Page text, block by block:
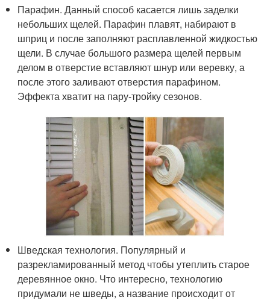
Парафин. Данный способ касается лишь заделки
небольших щелей. Парафин плавят, набирают в
шприц и после заполняют расплавленной жидкостью
щели. В случае большого размера щелей первым
делом в отверстие вставляют шнур или веревку, а
после этого заливают отверстия парафином.
Эффекта хватит на пару-тройку сезонов.
Шведская технология. Популярный и
разрекламированный метод чтобы утеплить старое
деревянное окно. Что интересно, технологию
придумали не шведы, а название происходит от